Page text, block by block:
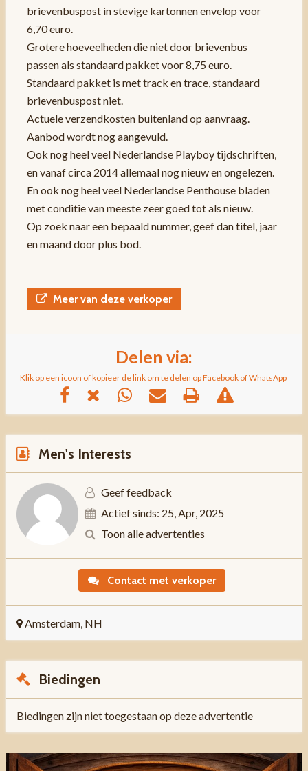
brievenbuspost in stevige kartonnen envelop voor
6,70 euro.
Grotere hoeveelheden die niet door brievenbus
passen als standaard pakket voor 8,75 euro.
Standaard pakket is met track en trace, standaard
brievenbuspost niet.
Actuele verzendkosten buitenland op aanvraag.
Aanbod wordt nog aangevuld.
Ook nog heel veel Nederlandse Playboy tijdschriften,
en vanaf circa 2014 allemaal nog nieuw en ongelezen.
En ook nog heel veel Nederlandse Penthouse bladen
met conditie van meeste zeer goed tot als nieuw.
Op zoek naar een bepaald nummer, geef dan titel, jaar
en maand door plus bod.
Meer van deze verkoper
Delen via:
Klik op een icoon of kopieer de link om te delen op Facebook of WhatsApp
Men's Interests
Geef feedback
Actief sinds: 25, Apr, 2025
Toon alle advertenties
Contact met verkoper
Amsterdam, NH
Biedingen
Biedingen zijn niet toegestaan op deze advertentie